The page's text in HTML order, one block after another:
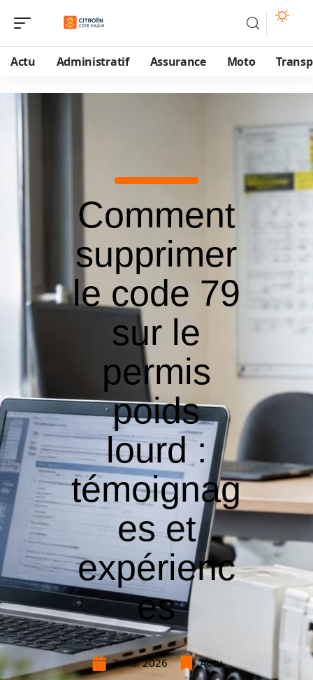
Actu Administratif Assurance Moto
Comment
supprimer
le code 79
sur le
permis
poids
lourd :
témoignag
es et
expérienc
es
7 mai 2026 Actu